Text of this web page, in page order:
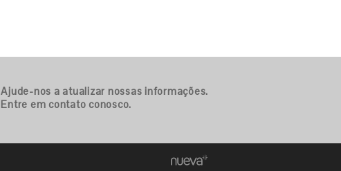
Ajude-nos a atualizar nossas informações.
Entre em contato conosco.